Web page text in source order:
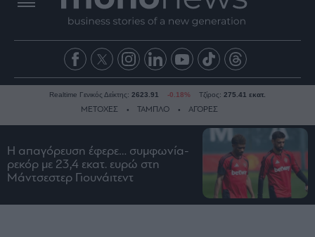
Ειδήσεις
Οικονομία
Business
Realtime Γενικός Δείκτης: 2623.91 -0.18% Τζίρος: 275.41 εκατ.
ΜΕΤΟΧΕΣ ΤΑΜΠΛΟ ΑΓΟΡΕΣ
Η απαγόρευση έφερε… συμφωνία-
ρεκόρ με 23,4 εκατ. ευρώ στη
Μάντσεστερ Γιουνάιτεντ